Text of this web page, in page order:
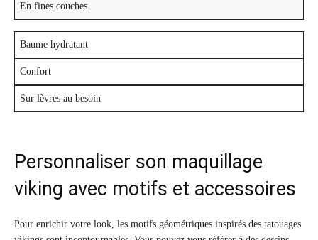
En fines couches
Baume hydratant
Confort
Sur lèvres au besoin
Personnaliser son maquillage
viking avec motifs et accessoires
Pour enrichir votre look, les motifs géométriques inspirés des tatouages